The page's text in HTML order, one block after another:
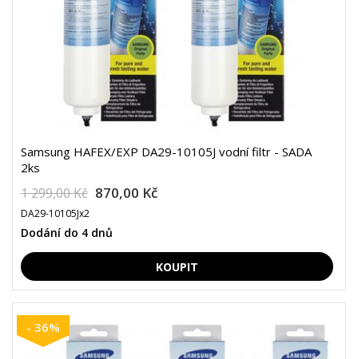
Samsung HAFEX/EXP DA29-10105J vodní filtr - SADA
2ks
1 299,00 Kč 870,00 Kč
DA29-10105Jx2
Dodání do 4 dnů
- 36%